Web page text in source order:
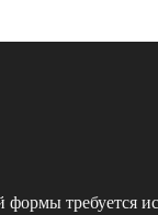
требуется